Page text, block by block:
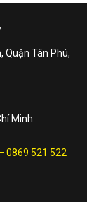
Quận Tân Phú,
Minh
0869 521 522